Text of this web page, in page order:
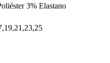
3% Elastano